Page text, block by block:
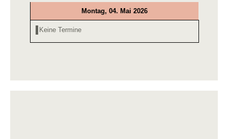
Montag, 04. Mai 2026
Keine Termine